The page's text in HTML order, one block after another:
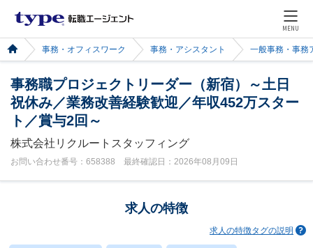
MENU
事務・オフィスワーク 事務・アシスタント 一般事務・事務
事務職プロジェクトリーダー（新宿）～土日
祝休み／業務改善経験歓迎／年収452万スター
ト／賞与2回～
株式会社リクルートスタッフィング
お問い合わせ番号：658388 最終確認日：2026年08月09日
求人の特徴
求人の特徴タグの説明